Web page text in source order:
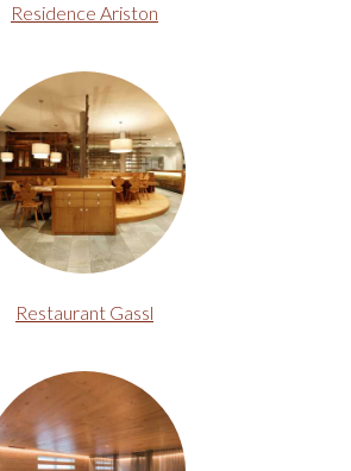
Residence Ariston
Restaurant Gassl